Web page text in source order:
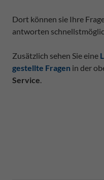
Dort können sie Ihre
antworten
Zusätzlich sehen Sie eine
gestellte Fragen in der
Service.